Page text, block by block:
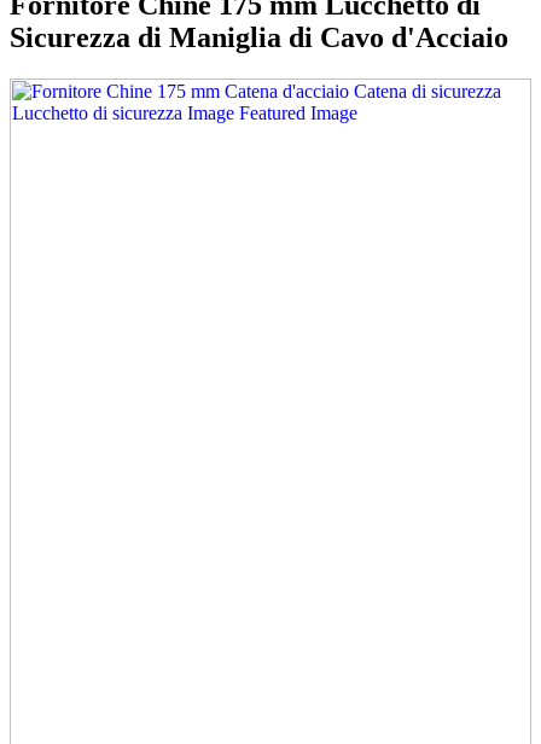
Sicurezza di Maniglia di Cavo d'Acciaio